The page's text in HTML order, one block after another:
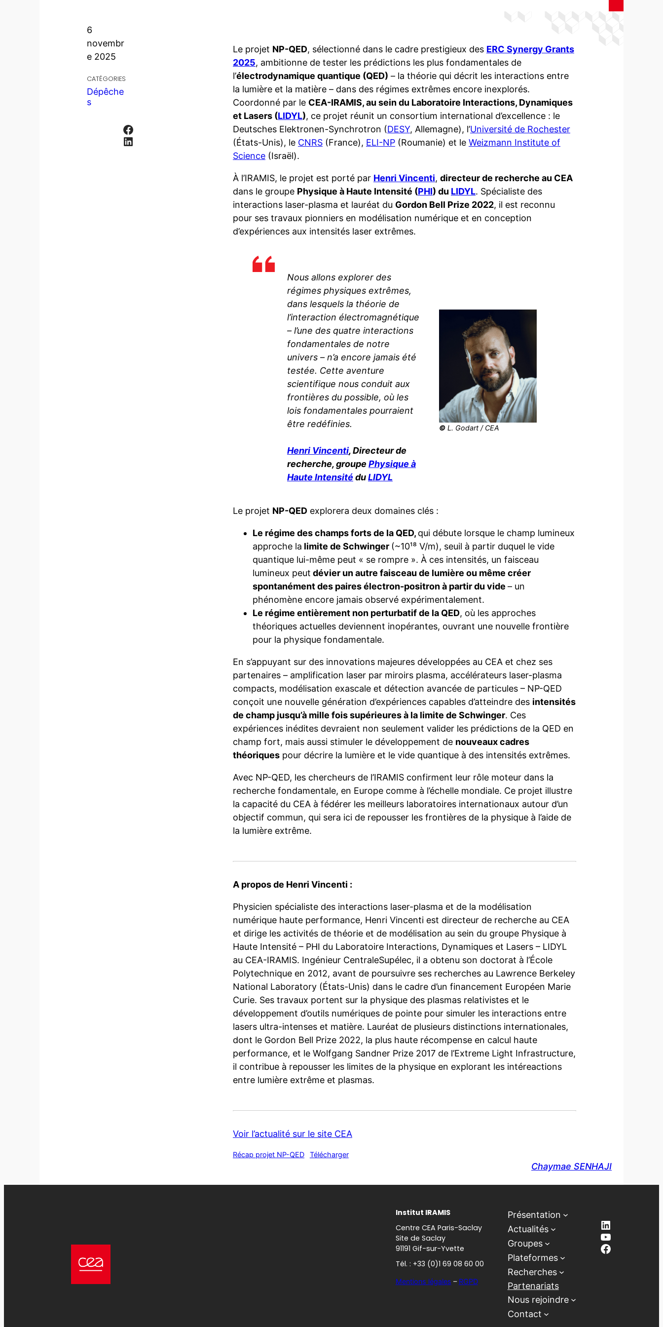
6
novembr
e 2025
CATÉGORIES
Dépêche
s
Facebook
LinkedIn
Le projet NP-QED, sélectionné dans le cadre prestigieux des ERC Synergy Grants
2025, ambitionne de tester les prédictions les plus fondamentales de
l’électrodynamique quantique (QED) – la théorie qui décrit les interactions entre
la lumière et la matière – dans des régimes extrêmes encore inexplorés.
Coordonné par le CEA-IRAMIS, au sein du Laboratoire Interactions, Dynamiques
et Lasers (LIDYL), ce projet réunit un consortium international d’excellence : le
Deutsches Elektronen-Synchrotron (DESY, Allemagne), l’Université de Rochester
(États-Unis), le CNRS (France), ELI-NP (Roumanie) et le Weizmann Institute of
Science (Israël).
À l’IRAMIS, le projet est porté par Henri Vincenti, directeur de recherche au CEA
dans le groupe Physique à Haute Intensité (PHI) du LIDYL. Spécialiste des
interactions laser-plasma et lauréat du Gordon Bell Prize 2022, il est reconnu
pour ses travaux pionniers en modélisation numérique et en conception
d’expériences aux intensités laser extrêmes.
Nous allons explorer des
régimes physiques extrêmes,
dans lesquels la théorie de
l’interaction électromagnétique
– l’une des quatre interactions
fondamentales de notre
univers – n’a encore jamais été
testée. Cette aventure
scientifique nous conduit aux
frontières du possible, où les
lois fondamentales pourraient
être redéfinies.
Henri Vincenti, Directeur de
recherche, groupe Physique à
Haute Intensité duLIDYL
© L. Godart / CEA
Le projet NP-QED explorera deux domaines clés :
Le régime des champs forts de la QED, qui débute lorsque le champ lumineux
approche la limite de Schwinger (~10¹⁸ V/m), seuil à partir duquel le vide
quantique lui-même peut « se rompre ». À ces intensités, un faisceau
lumineux peut dévier un autre faisceau de lumière ou même créer
spontanément des paires électron-positron à partir du vide – un
phénomène encore jamais observé expérimentalement.
Le régime entièrement non perturbatif de la QED, où les approches
théoriques actuelles deviennent inopérantes, ouvrant une nouvelle frontière
pour la physique fondamentale.
En s’appuyant sur des innovations majeures développées au CEA et chez ses
partenaires – amplification laser par miroirs plasma, accélérateurs laser-plasma
compacts, modélisation exascale et détection avancée de particules – NP-QED
conçoit une nouvelle génération d’expériences capables d’atteindre des intensités
de champ jusqu’à mille fois supérieures à la limite de Schwinger. Ces
expériences inédites devraient non seulement valider les prédictions de la QED en
champ fort, mais aussi stimuler le développement de nouveaux cadres
théoriques pour décrire la lumière et le vide quantique à des intensités extrêmes.
Avec NP-QED, les chercheurs de l’IRAMIS confirment leur rôle moteur dans la
recherche fondamentale, en Europe comme à l’échelle mondiale. Ce projet illustre
la capacité du CEA à fédérer les meilleurs laboratoires internationaux autour d’un
objectif commun, qui sera ici de repousser les frontières de la physique à l’aide de
la lumière extrême.
A propos de Henri Vincenti :
Physicien spécialiste des interactions laser-plasma et de la modélisation
numérique haute performance, Henri Vincenti est directeur de recherche au CEA
et dirige les activités de théorie et de modélisation au sein du groupe Physique à
Haute Intensité – PHI du Laboratoire Interactions, Dynamiques et Lasers – LIDYL
au CEA-IRAMIS. Ingénieur CentraleSupélec, il a obtenu son doctorat à l’École
Polytechnique en 2012, avant de poursuivre ses recherches au Lawrence Berkeley
National Laboratory (États-Unis) dans le cadre d’un financement Européen Marie
Curie. Ses travaux portent sur la physique des plasmas relativistes et le
développement d’outils numériques de pointe pour simuler les interactions entre
lasers ultra-intenses et matière. Lauréat de plusieurs distinctions internationales,
dont le Gordon Bell Prize 2022, la plus haute récompense en calcul haute
performance, et le Wolfgang Sandner Prize 2017 de l’Extreme Light Infrastructure,
il contribue à repousser les limites de la physique en explorant les intéreactions
entre lumière extrême et plasmas.
Voir l’actualité sur le site CEA
Récap projet NP-QED Télécharger
Chaymae SENHAJI
Institut IRAMIS
Centre CEA Paris-Saclay
Site de Saclay
91191 Gif-sur-Yvette
Tél. : +33 (0)1 69 08 60 00
Mentions légales – RGPD
Présentation
Actualités
Groupes
Plateformes
Recherches
Partenariats
Nous rejoindre
Contact
LinkedIn
YouTube
Facebook